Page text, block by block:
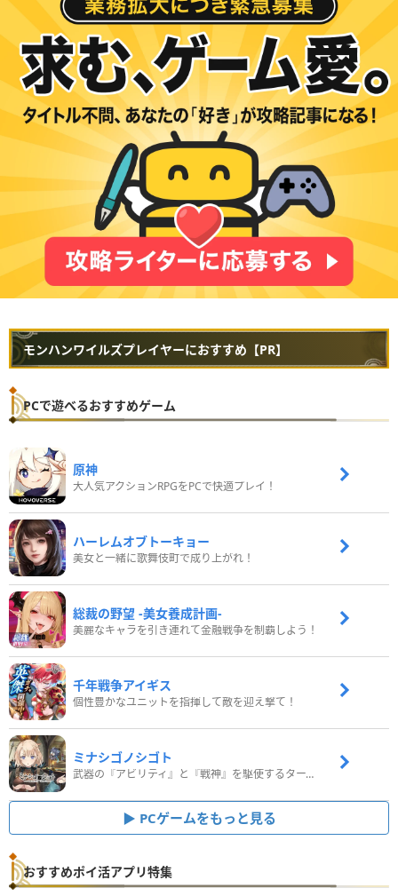
モンハンワイルズプレイヤーにおすすめ【PR】
PCで遊べるおすすめゲーム
原神
大人気アクションRPGをPCで快適プレイ！
ハーレムオブトーキョー
美女と一緒に歌舞伎町で成り上がれ！
総裁の野望 -美女養成計画-
美麗なキャラを引き連れて金融戦争を制覇しよう！
千年戦争アイギス
個性豊かなユニットを指揮して敵を迎え撃て！
ミナシゴノシゴト
武器の『アビリティ』と『戦神』を駆使するターン制コマンドバトルRPG！
PCゲームをもっと見る
おすすめポイ活アプリ特集